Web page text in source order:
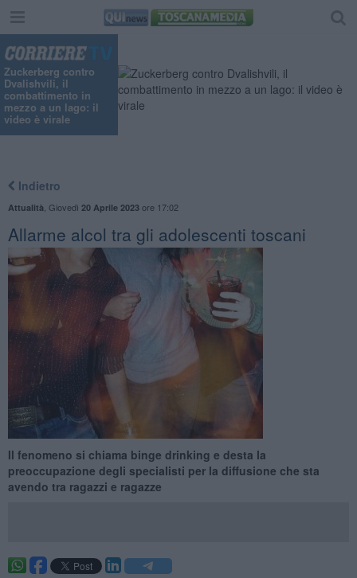
Zuckerberg contro
Dvalishvili, il
combattimento in
mezzo a un lago: il
video è virale
Indietro
Attualità Giovedì 20 Aprile 2023ore 17:02
Allarme alcol tra gli adolescenti toscani
Il fenomeno si chiama binge drinking e desta la
preoccupazione degli specialisti per la diffusione che sta
avendo tra ragazzi e ragazze